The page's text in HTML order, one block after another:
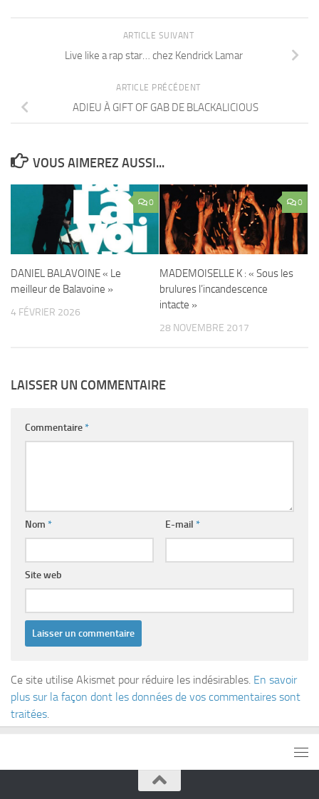
ARTICLE SUIVANT
Live like a rap star… chez Kendrick Lamar
ARTICLE PRÉCÉDENT
ADIEU À GIFT OF GAB DE BLACKALICIOUS
VOUS AIMEREZ AUSSI...
0
DANIEL BALAVOINE « Le
meilleur de Balavoine »
4 FÉVRIER 2026
0
MADEMOISELLE K : « Sous les
brulures l’incandescence
intacte »
28 NOVEMBRE 2017
LAISSER UN COMMENTAIRE
Commentaire*
Nom * E-mail *
Site web
Ce site utilise Akismet pour réduire les indésirables. En savoir
plus sur la façon dont les données de vos commentaires sont
traitées